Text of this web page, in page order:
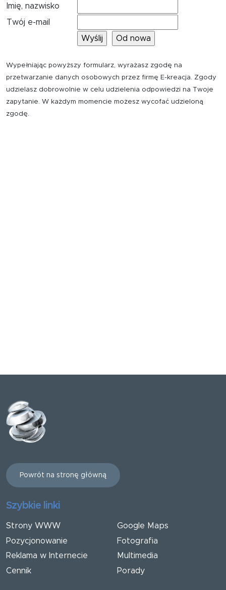
Imię, nazwisko
Twój e-mail
Wypełniając powyższy formularz, wyrażasz zgodę na
przetwarzanie danych osobowych przez firmę E-kreacja. Zgody
udzielasz dobrowolnie w celu udzielenia odpowiedzi na Twoje
zapytanie. W każdym momencie możesz wycofać udzieloną
zgodę.
Powrót na stronę główną
Szybkie linki
Strony WWW
Pozycjonowanie
Reklama w Internecie
Cennik
Google Maps
Fotografia
Multimedia
Porady